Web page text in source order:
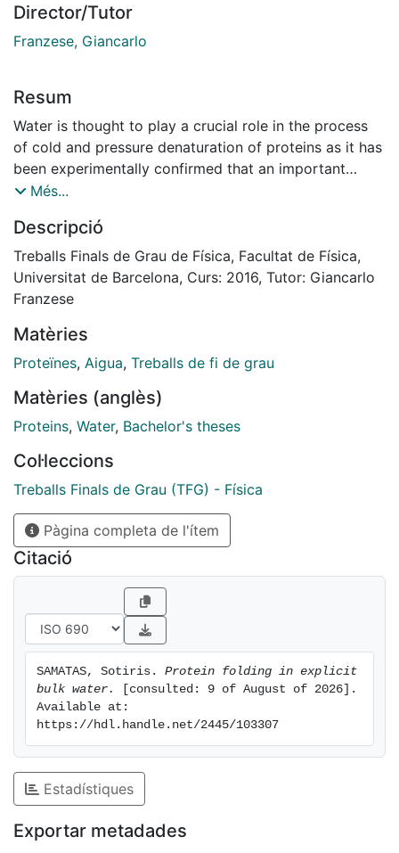
Director/Tutor
Franzese, Giancarlo
Resum
Water is thought to play a crucial role in the process
of cold and pressure denaturation of proteins as it has
been experimentally confirmed that an important
driving force behind the folding process is the
Water-protein interactions are therefore a vital
ingredient for the understanding of such phenomena.
In this report, extending previous results calculated in
2 dimensions, we use Monte Carlo simulations of a 3
water to show that the changes of water properties at
the interface between the solvent and hydrophobic
stability region in the temperature-pressure plane in
which the protein is folded. We find that the model is
and the protein pressure denaturation at high and low
pressures
Més...
Descripció
Treballs Finals de Grau de Física, Facultat de Física,
Universitat de Barcelona, Curs: 2016, Tutor: Giancarlo
Franzese
Matèries
Proteïnes, Aigua, Treballs de fi de grau
Matèries (anglès)
Proteins, Water, Bachelor's theses
Col·leccions
Treballs Finals de Grau (TFG) - Física
Pàgina completa de l'ítem
Citació
SAMATAS, Sotiris. Protein folding in explicit
bulk water.
[consulted: 9 of August of 2026].
Available at:
https://hdl.handle.net/2445/103307
Estadístiques
Exportar metadades